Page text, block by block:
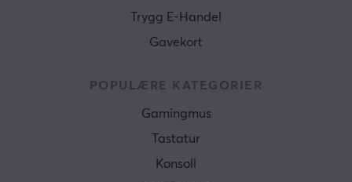
Trygg E-Handel
Gavekort
POPULÆRE KATEGORIER
Gamingmus
Tastatur
Konsoll